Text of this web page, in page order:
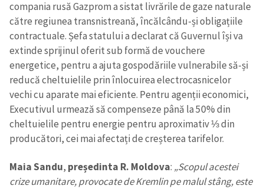
compania rusă Gazprom a sistat livrările de gaze naturale
către regiunea transnistreană, încălcându-și obligațiile
contractuale. Șefa statului a declarat că Guvernul își va
extinde sprijinul oferit sub formă de vouchere
energetice, pentru a ajuta gospodăriile vulnerabile să-și
reducă cheltuielile prin înlocuirea electrocasnicelor
vechi cu aparate mai eficiente. Pentru agenții economici,
Executivul urmează să compenseze până la 50% din
cheltuielile pentru energie pentru aproximativ ⅓ din
producători, cei mai afectați de creșterea tarifelor.
Maia Sandu, președinta R. Moldova: „Scopul acestei
crize umanitare, provocate de Kremlin pe malul stâng, este